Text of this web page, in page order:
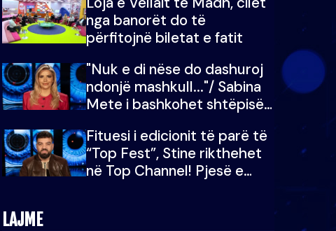
e doja më jetën, do të
martoheshim, por zemra mu
copëtua
nga banorët do të
përfitojnë biletat e fatit
"Nuk e di nëse do dashuroj
ndonjë mashkull..."/ Sabina
Mete i bashkohet shtëpisë
Ëmbëlsira për në fund!
Fituesi i edicionit të parë të
“Top Fest”, Stine rikthehet
në Top Channel! Pjesë e
LAJME